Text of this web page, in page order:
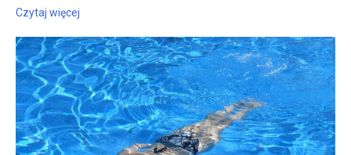
Czytaj więcej